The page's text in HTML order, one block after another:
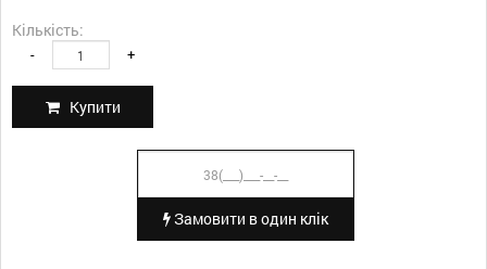
Кількість:
- +
Купити
Замовити в один клік